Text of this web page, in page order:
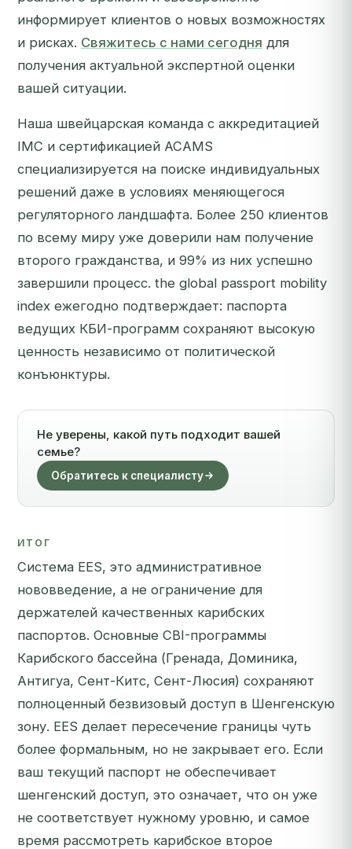
информирует клиентов о новых возможностях
и рисках. Свяжитесь с нами сегодня для
получения актуальной экспертной оценки
вашей ситуации.
Наша швейцарская команда с аккредитацией
IMC и сертификацией ACAMS
специализируется на поиске индивидуальных
решений даже в условиях меняющегося
регуляторного ландшафта. Более 250 клиентов
по всему миру уже доверили нам получение
второго гражданства, и 99% из них успешно
завершили процесс. the global passport mobility
index ежегодно подтверждает: паспорта
ведущих КБИ-программ сохраняют высокую
ценность независимо от политической
конъюнктуры.
Не уверены, какой путь подходит вашей
семье?
Обратитесь к специалисту
ИТОГ
Система EES, это административное
нововведение, а не ограничение для
держателей качественных карибских
паспортов. Основные CBI-программы
Карибского бассейна (Гренада, Доминика,
Антигуа, Сент-Китс, Сент-Люсия) сохраняют
полноценный безвизовый доступ в Шенгенскую
зону. EES делает пересечение границы чуть
более формальным, но не закрывает его. Если
ваш текущий паспорт не обеспечивает
шенгенский доступ, это означает, что он уже
не соответствует нужному уровню, и самое
время рассмотреть карибское второе